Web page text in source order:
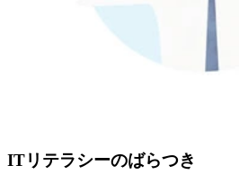
ITリテラシーのばらつき